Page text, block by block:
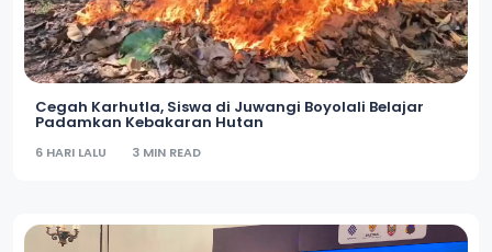
Cegah Karhutla, Siswa di Juwangi Boyolali Belajar
Padamkan Kebakaran Hutan
6 HARI LALU 3 MIN READ